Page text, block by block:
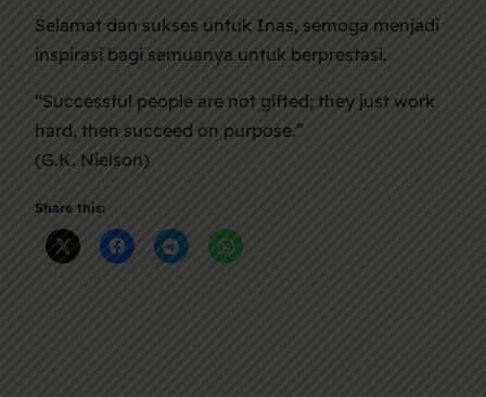
Selamat dan sukses untuk Inas, semoga menjadi
inspirasi bagi semuanya untuk berprestasi.
“Successful people are not gifted; they just work
hard, then succeed on purpose.”
(G.K. Nielson)
Share this: